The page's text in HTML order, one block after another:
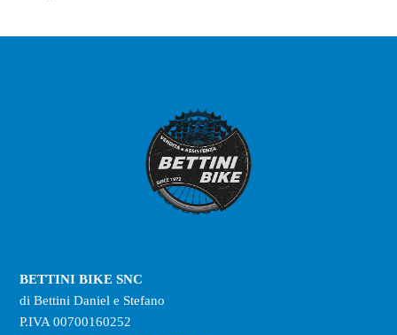
BETTINI BIKE SNC
di Bettini Daniel e Stefano
P.IVA 00700160252